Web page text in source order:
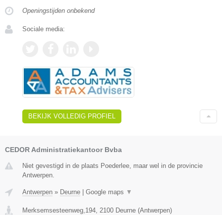
Openingstijden onbekend
Sociale media:
BEKIJK VOLLEDIG PROFIEL
CEDOR Administratiekantoor Bvba
Niet gevestigd in de plaats Poederlee, maar wel in de provincie
Antwerpen.
Antwerpen » Deurne Google maps ▼
Merksemsesteenweg,194, 2100 Deurne (Antwerpen)